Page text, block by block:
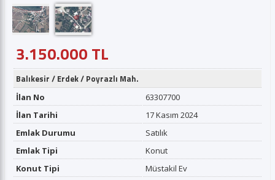
3.150.000 TL
Balıkesir / Erdek/ Poyrazlı Mah.
İlan No
63307700
İlan Tarihi
17 Kasım 2024
Emlak Durumu
Satılık
Emlak Tipi
Konut
Konut Tipi
Müstakil Ev